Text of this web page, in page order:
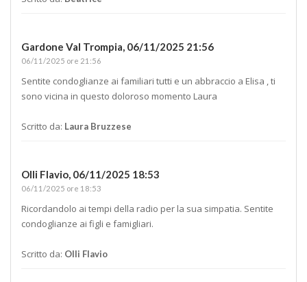
Gardone Val Trompia, 06/11/2025 21:56
06/11/2025 ore 21:56
Sentite condoglianze ai familiari tutti e un abbraccio a Elisa , ti
sono vicina in questo doloroso momento Laura
Scritto da: Laura Bruzzese
Olli Flavio, 06/11/2025 18:53
06/11/2025 ore 18:53
Ricordandolo ai tempi della radio per la sua simpatia. Sentite
condoglianze ai figli e famigliari.
Scritto da: Olli Flavio